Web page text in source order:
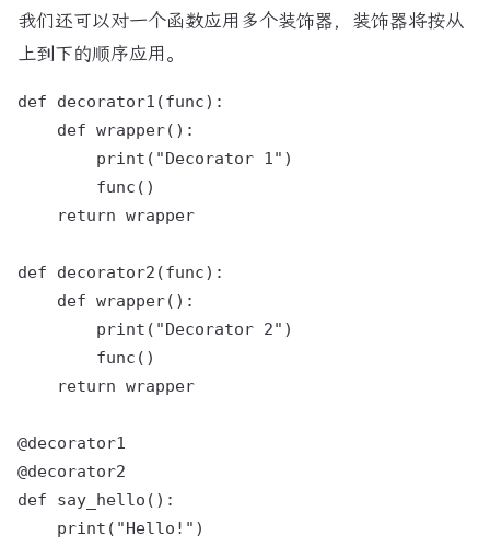
我们还可以对一个函数应用多个装饰器，装饰器将按从
上到下的顺序应用。
def decorator1(func):
    def wrapper():
        print("Decorator 1")
        func()
    return wrapper
def decorator2(func):
    def wrapper():
        print("Decorator 2")
        func()
    return wrapper
@decorator1
@decorator2
def say_hello():
    print("Hello!")